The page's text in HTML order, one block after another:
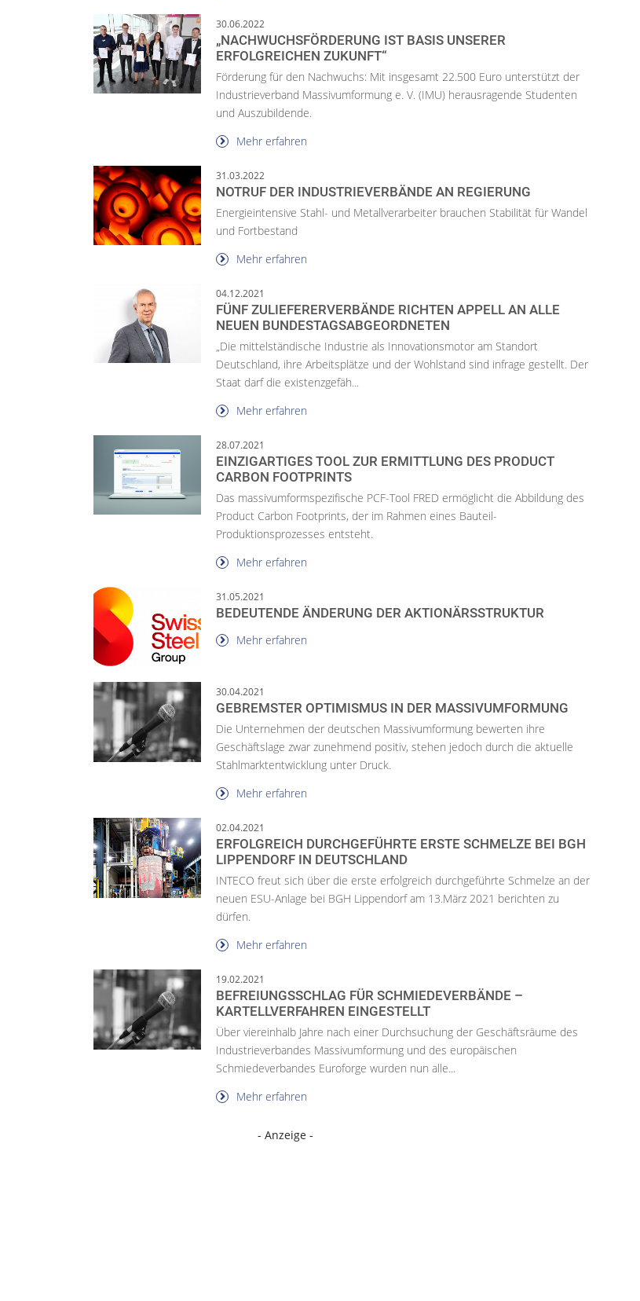
30.06.2022
„NACHWUCHSFÖRDERUNG IST BASIS UNSERER
ERFOLGREICHEN ZUKUNFT“
Förderung für den Nachwuchs: Mit insgesamt 22.500 Euro unterstützt der
Industrieverband Massivumformung e. V. (IMU) herausragende Studenten
und Auszubildende.
Mehr erfahren
31.03.2022
NOTRUF DER INDUSTRIEVERBÄNDE AN REGIERUNG
Energieintensive Stahl- und Metallverarbeiter brauchen Stabilität für Wandel
und Fortbestand
Mehr erfahren
04.12.2021
FÜNF ZULIEFERERVERBÄNDE RICHTEN APPELL AN ALLE
NEUEN BUNDESTAGSABGEORDNETEN
„Die mittelständische Industrie als Innovationsmotor am Standort
Deutschland, ihre Arbeitsplätze und der Wohlstand sind infrage gestellt. Der
Staat darf die existenzgefäh...
Mehr erfahren
28.07.2021
EINZIGARTIGES TOOL ZUR ERMITTLUNG DES PRODUCT
CARBON FOOTPRINTS
Das massivumformspezifische PCF-Tool FRED ermöglicht die Abbildung des
Product Carbon Footprints, der im Rahmen eines Bauteil-
Produktionsprozesses entsteht.
Mehr erfahren
31.05.2021
BEDEUTENDE ÄNDERUNG DER AKTIONÄRSSTRUKTUR
Mehr erfahren
30.04.2021
GEBREMSTER OPTIMISMUS IN DER MASSIVUMFORMUNG
Die Unternehmen der deutschen Massivumformung bewerten ihre
Geschäftslage zwar zunehmend positiv, stehen jedoch durch die aktuelle
Stahlmarktentwicklung unter Druck.
Mehr erfahren
02.04.2021
ERFOLGREICH DURCHGEFÜHRTE ERSTE SCHMELZE BEI BGH
LIPPENDORF IN DEUTSCHLAND
INTECO freut sich über die erste erfolgreich durchgeführte Schmelze an der
neuen ESU-Anlage bei BGH Lippendorf am 13.März 2021 berichten zu
dürfen.
Mehr erfahren
19.02.2021
BEFREIUNGSSCHLAG FÜR SCHMIEDEVERBÄNDE –
KARTELLVERFAHREN EINGESTELLT
Über viereinhalb Jahre nach einer Durchsuchung der Geschäftsräume des
Industrieverbandes Massivumformung und des europäischen
Schmiedeverbandes Euroforge wurden nun alle...
Mehr erfahren
- Anzeige -